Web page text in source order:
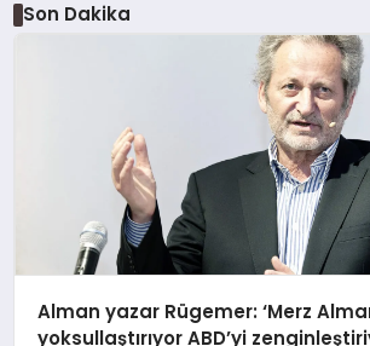
Son Dakika
Alman yazar Rügemer: ‘Merz Almanya’yı
yoksullaştırıyor ABD’yi